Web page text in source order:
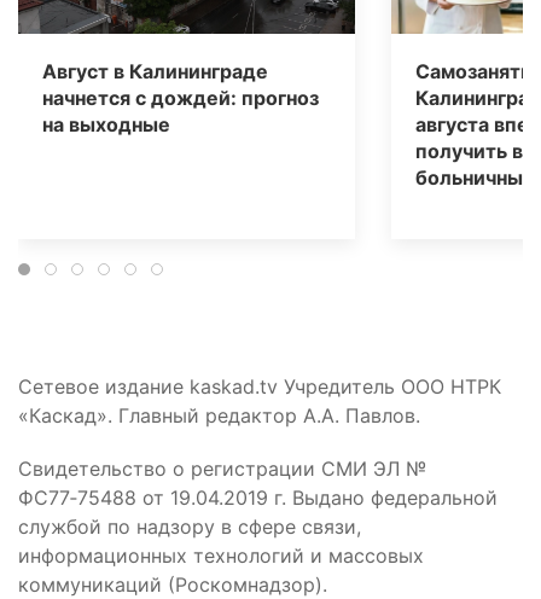
Август в Калининграде
начнется с дождей: прогноз
на выходные
августа
получить
больничным
Сетевое издание kaskad.tv Учредитель ООО НТРК
«Каскад». Главный редактор А.А. Павлов.
Свидетельство о регистрации СМИ ЭЛ №
ФС77‑75488 от 19.04.2019 г. Выдано федеральной
службой по надзору в сфере связи,
информационных технологий и массовых
коммуникаций (Роскомнадзор).